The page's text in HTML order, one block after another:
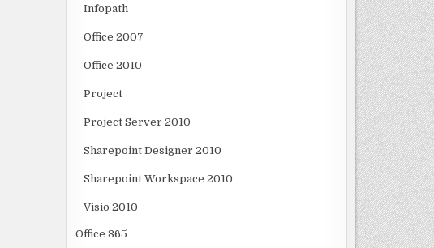
Infopath
Office 2007
Office 2010
Project
Project Server 2010
Sharepoint Designer 2010
Sharepoint Workspace 2010
Visio 2010
Office 365